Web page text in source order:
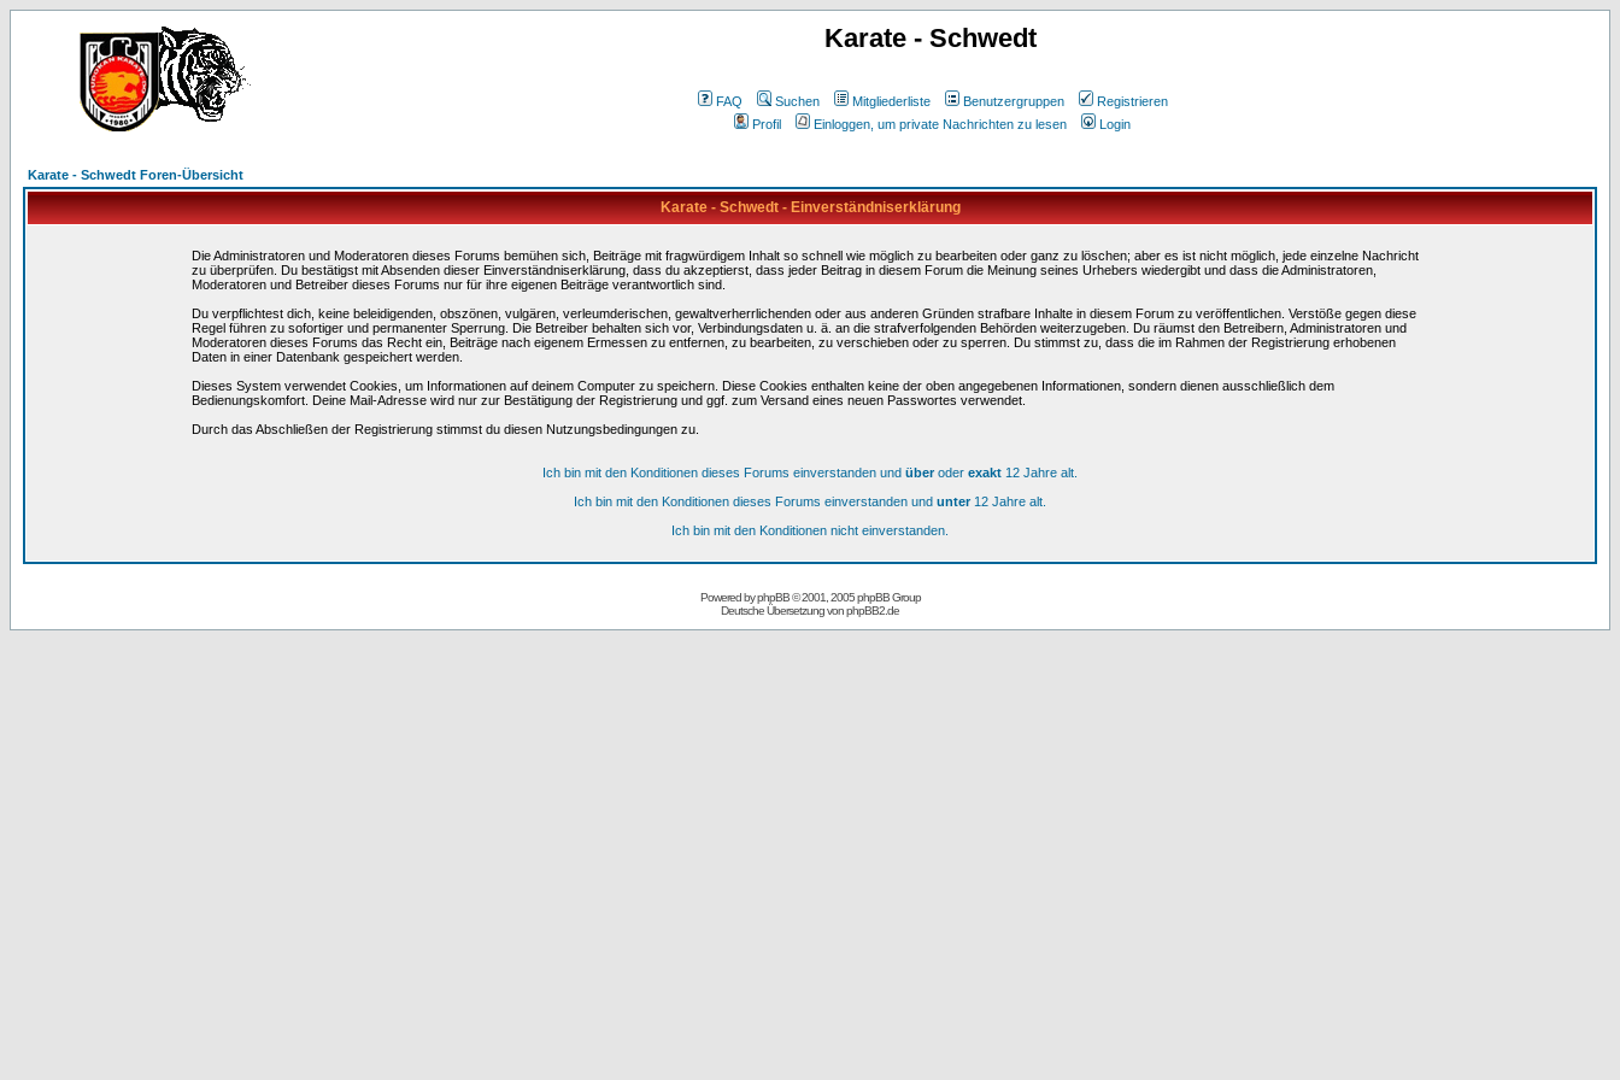
Karate - Schwedt
FAQ Suchen Mitgliederliste Benutzergruppen
Registrieren
Profil
Einloggen, um private Nachrichten zu lesen Login
Karate - Schwedt Foren-Übersicht
Karate - Schwedt - Einverständniserklärung
Die Administratoren und Moderatoren dieses Forums bemühen sich, Beiträge mit fragwürdigem Inhalt so schnell wie möglich zu bearbeiten oder ganz zu löschen; aber es ist nicht möglich, jede einzelne Nachricht
zu überprüfen. Du bestätigst mit Absenden dieser Einverständniserklärung, dass du akzeptierst, dass jeder Beitrag in diesem Forum die Meinung seines Urhebers wiedergibt und dass die Administratoren,
Moderatoren und Betreiber dieses Forums nur für ihre eigenen Beiträge verantwortlich sind.
Du verpflichtest dich, keine beleidigenden, obszönen, vulgären, verleumderischen, gewaltverherrlichenden oder aus anderen Gründen strafbare Inhalte in diesem Forum zu veröffentlichen. Verstöße gegen diese
Regel führen zu sofortiger und permanenter Sperrung. Die Betreiber behalten sich vor, Verbindungsdaten u. ä. an die strafverfolgenden Behörden weiterzugeben. Du räumst den Betreibern, Administratoren und
Moderatoren dieses Forums das Recht ein, Beiträge nach eigenem Ermessen zu entfernen, zu bearbeiten, zu verschieben oder zu sperren. Du stimmst zu, dass die im Rahmen der Registrierung erhobenen
Daten in einer Datenbank gespeichert werden.
Dieses System verwendet Cookies, um Informationen auf deinem Computer zu speichern. Diese Cookies enthalten keine der oben angegebenen Informationen, sondern dienen ausschließlich dem
Bedienungskomfort. Deine Mail-Adresse wird nur zur Bestätigung der Registrierung und ggf. zum Versand eines neuen Passwortes verwendet.
Durch das Abschließen der Registrierung stimmst du diesen Nutzungsbedingungen zu.
Ich bin mit den Konditionen dieses Forums einverstanden und überoder exakt 12 Jahre alt.
Ich bin mit den Konditionen dieses Forums einverstanden und unter12 Jahre alt.
Ich bin mit den Konditionen nicht einverstanden.
Powered byphpBB© 2001, 2005 phpBB Group
Deutsche Übersetzung vonphpBB2.de